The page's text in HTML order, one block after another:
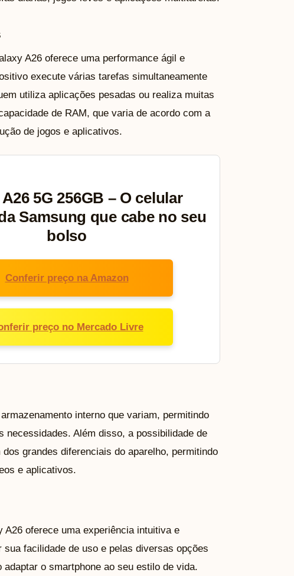
A26 oferece uma performance ágil e
execute várias tarefas simultaneamente
utiliza aplicações pesadas ou realiza muitas
de RAM, que varia de acordo com a
de jogos e aplicativos.
5G 256GB – O celular
Samsung que cabe no seu
bolso
Conferir preço na Amazon
preço no Mercado Livre
interno que variam, permitindo
necessidades. Além disso, a possibilidade de
grandes diferenciais do aparelho, permitindo
e aplicativos.
oferece uma experiência intuitiva e
facilidade de uso e pelas diversas opções
o smartphone ao seu estilo de vida.